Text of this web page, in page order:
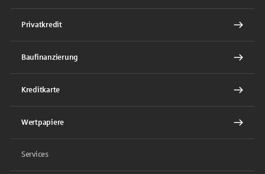
Privatkredit
Baufinanzierung
Kreditkarte
Wertpapiere
Services